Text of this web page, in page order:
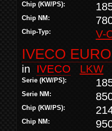
Chip (KW/PS):
Chip NM:
Chip-Typ: V-
IVECO
in IVECO LKW
Serie (KW/PS):
Serie NM:
Chip (KW/PS):
Chip NM: